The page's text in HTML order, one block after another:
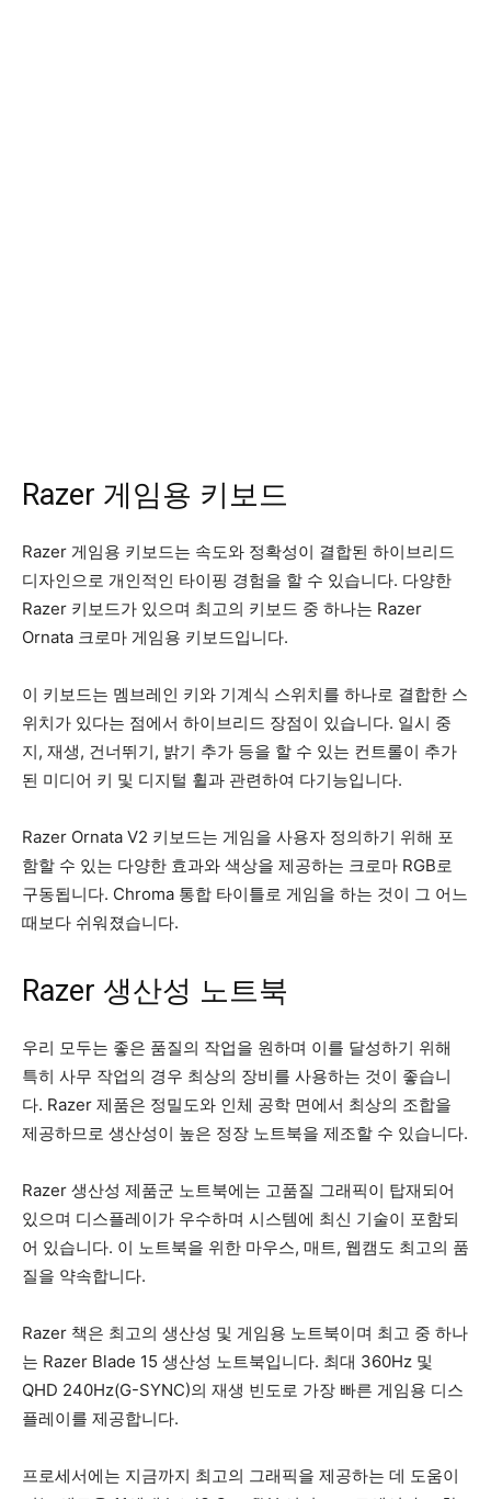
Razer 게임용 키보드
Razer 게임용 키보드는 속도와 정확성이 결합된 하이브리드
디자인으로 개인적인 타이핑 경험을 할 수 있습니다. 다양한
Razer 키보드가 있으며 최고의 키보드 중 하나는 Razer
Ornata 크로마 게임용 키보드입니다.
이 키보드는 멤브레인 키와 기계식 스위치를 하나로 결합한 스
위치가 있다는 점에서 하이브리드 장점이 있습니다. 일시 중
지, 재생, 건너뛰기, 밝기 추가 등을 할 수 있는 컨트롤이 추가
된 미디어 키 및 디지털 휠과 관련하여 다기능입니다.
Razer Ornata V2 키보드는 게임을 사용자 정의하기 위해 포
함할 수 있는 다양한 효과와 색상을 제공하는 크로마 RGB로
구동됩니다. Chroma 통합 타이틀로 게임을 하는 것이 그 어느
때보다 쉬워졌습니다.
Razer 생산성 노트북
우리 모두는 좋은 품질의 작업을 원하며 이를 달성하기 위해
특히 사무 작업의 경우 최상의 장비를 사용하는 것이 좋습니
다. Razer 제품은 정밀도와 인체 공학 면에서 최상의 조합을
제공하므로 생산성이 높은 정장 노트북을 제조할 수 있습니다.
Razer 생산성 제품군 노트북에는 고품질 그래픽이 탑재되어
있으며 디스플레이가 우수하며 시스템에 최신 기술이 포함되
어 있습니다. 이 노트북을 위한 마우스, 매트, 웹캠도 최고의 품
질을 약속합니다.
Razer 책은 최고의 생산성 및 게임용 노트북이며 최고 중 하나
는 Razer Blade 15 생산성 노트북입니다. 최대 360Hz 및
QHD 240Hz(G-SYNC)의 재생 빈도로 가장 빠른 게임용 디스
플레이를 제공합니다.
프로세서에는 지금까지 최고의 그래픽을 제공하는 데 도움이